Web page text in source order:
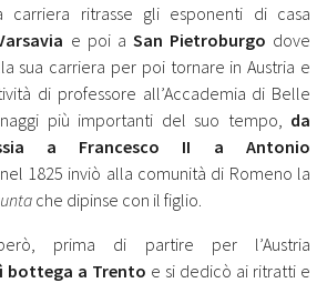
carriera ritrasse gli esponenti di casa
e poi a San Pietroburgo dove
sua carriera per poi tornare in Austria e
di professore all’Accademia di Belle
più importanti del suo tempo, da
a Francesco II a Antonio
nel 1825 inviò alla comunità di Romeno la
che dipinse con il figlio.
prima di partire per l’Austria
bottega a Trento e si dedicò ai ritratti e